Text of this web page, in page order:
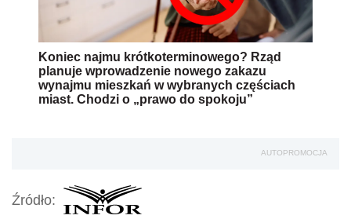
Koniec najmu krótkoterminowego? Rząd
planuje wprowadzenie nowego zakazu
wynajmu mieszkań w wybranych częściach
miast. Chodzi o „prawo do spokoju”
AUTOPROMOCJA
Źródło: